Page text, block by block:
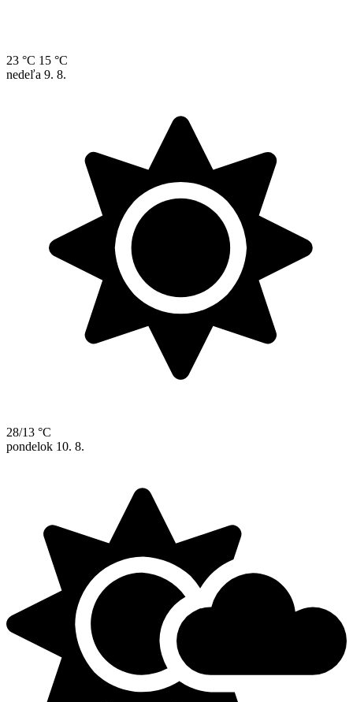
23 °C 15 °C
nedeľa 9. 8.
28/13 °C
pondelok 10. 8.